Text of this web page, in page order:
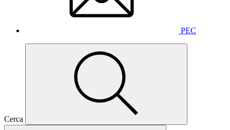
PEC
Cerca